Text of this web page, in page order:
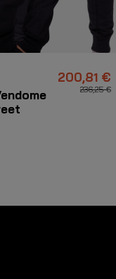
200,81 €
236,25 €